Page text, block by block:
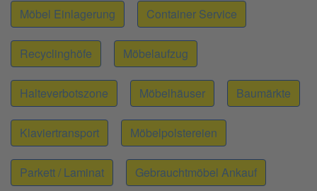
Möbel Einlagerung Container Service
Recyclinghöfe Möbelaufzug
Halteverbotszone Möbelhäuser Baumärkte
Klaviertransport Möbelpolstereien
Parkett / Laminat Gebrauchtmöbel Ankauf